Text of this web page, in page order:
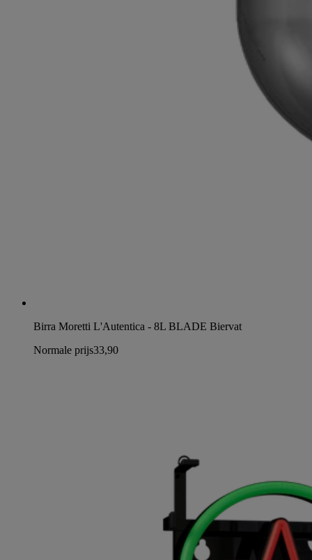
Birra Moretti L'Autentica - 8L BLADE Biervat
Normale prijs33,90